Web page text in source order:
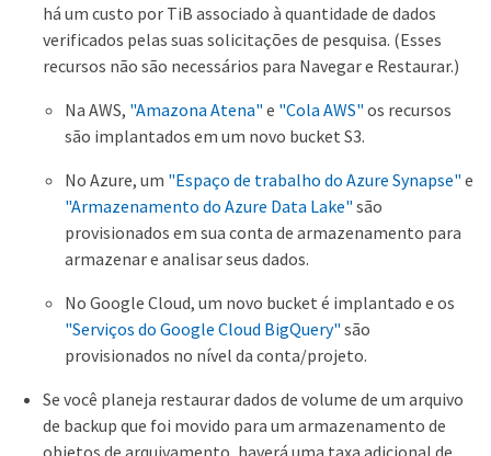
há um custo por TiB associado à quantidade de dados
verificados pelas suas solicitações de pesquisa. (Esses
recursos não são necessários para Navegar e Restaurar.)
Na AWS, "Amazona Atena" e "Cola AWS" os recursos
são implantados em um novo bucket S3.
No Azure, um "Espaço de trabalho do Azure Synapse" e
"Armazenamento do Azure Data Lake" são
provisionados em sua conta de armazenamento para
armazenar e analisar seus dados.
No Google Cloud, um novo bucket é implantado e os
"Serviços do Google Cloud BigQuery" são
provisionados no nível da conta/projeto.
Se você planeja restaurar dados de volume de um arquivo
de backup que foi movido para um armazenamento de